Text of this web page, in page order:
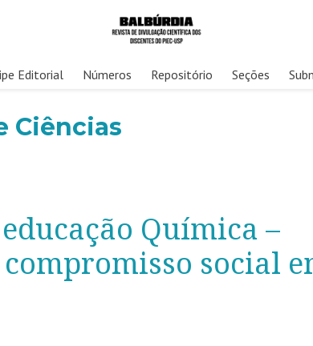
Editorial Números Repositório Seções
Ciências
Química –
compromisso social